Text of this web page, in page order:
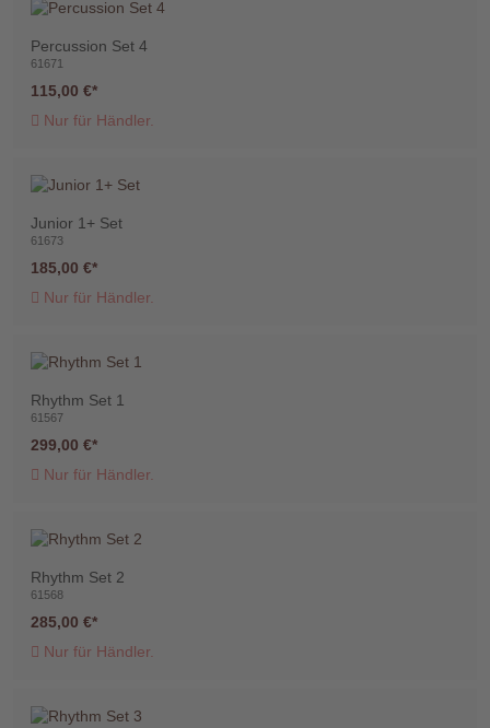
Percussion Set 4
61671
115,00 €
Nur für Händler.
Junior 1+ Set
61673
185,00 €
Nur für Händler.
Rhythm Set 1
61567
299,00 €
Nur für Händler.
Rhythm Set 2
61568
285,00 €
Nur für Händler.